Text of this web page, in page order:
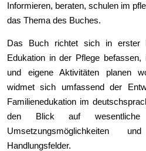
Informieren, beraten, schulen im
das Thema des Buches.
Das Buch richtet sich in
Edukation in der Pflege befassen,
und eigene Aktivitäten planen
widmet sich umfassend der
Familienedukation im
den Blick auf wesentliche
Handlungsfelder.